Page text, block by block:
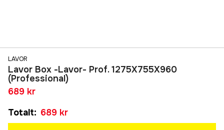
LAVOR
Lavor Box -Lavor- Prof. 1275X755X960
(Professional)
689 kr
Totalt: 689 kr